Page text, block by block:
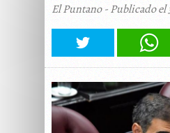
El Puntano - Publicado el